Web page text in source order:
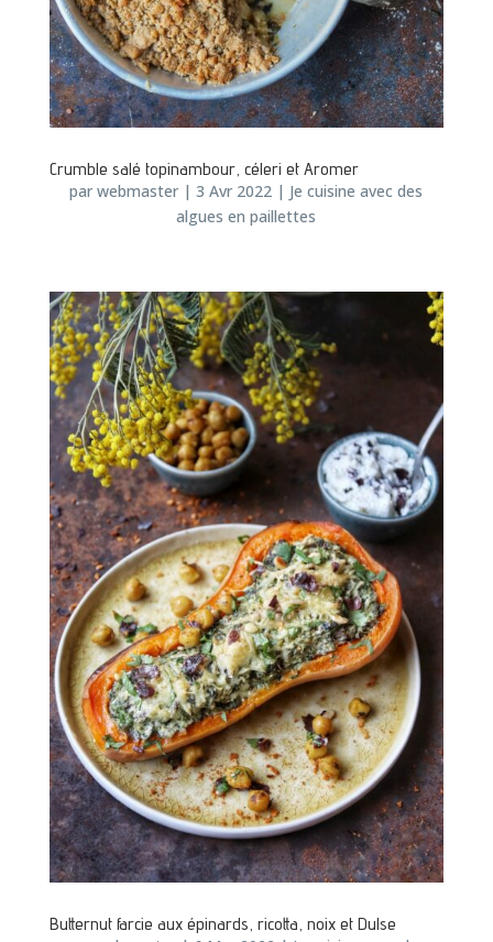
Crumble salé topinambour, céleri et Aromer
parwebmaster |3 Avr 2022 | Je cuisine avec des
algues en paillettes
Butternut farcie aux épinards, ricotta, noix et Dulse